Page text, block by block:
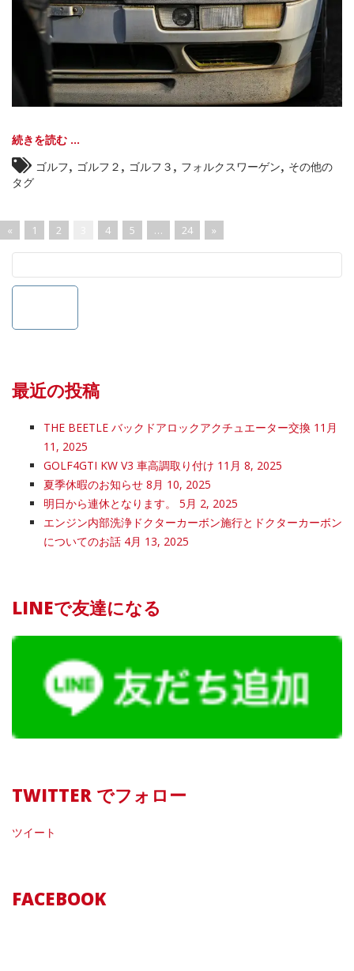
続きを読む ...
ゴルフ
ゴルフ２ ゴルフ３ フォルクスワーゲン
その他の
タグ
« 1 2 4 5 … 24 »
最近の投稿
THE BEETLE バックドアロックアクチュエーター交換 11月
11, 2025
GOLF4GTI KW V3 車高調取り付け 11月 8, 2025
夏季休暇のお知らせ 8月 10, 2025
明日から連休となります。
5月 2, 2025
エンジン内部洗浄ドクターカーボン施行とドクターカーボン
についてのお話 4月 13, 2025
LINEで友達になる
TWITTER でフォロー
ツイート
FACEBOOK